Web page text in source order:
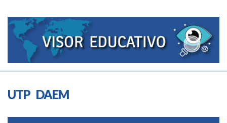
UTP DAEM